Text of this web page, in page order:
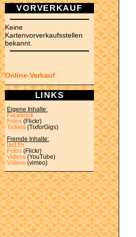
VORVERKAUF
Keine
Kartenvorverkaufsstellen
bekannt.
Online-Verkauf
LINKS
Eigene Inhalte:
Facebook
Fotos (Flickr)
Tickets (TixforGigs)
Fremde Inhalte:
last.fm
Fotos (Flickr)
Videos (YouTube)
Videos (vimeo)